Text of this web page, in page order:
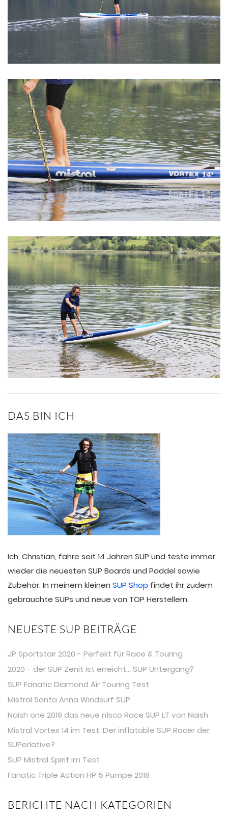
DAS BIN ICH
Ich, Christian, fahre seit 14 Jahren SUP und teste immer
wieder die neuesten SUP Boards und Paddel sowie
Zubehör. In meinem kleinen SUP Shop findet ihr zudem
gebrauchte SUPs und neue von TOP Herstellern.
NEUESTE SUP BEITRÄGE
JP Sportstair 2020 - Perfekt für Race & Touring
2020 - der SUP Zenit ist erreicht... SUP Untergang?
SUP Fanatic Diamond Air Touring Test
Mistral Santa Anna Windsurf SUP
Naish one 2019 das neue n1sco Race SUP LT von Naish
Mistral Vortex 14 im Test. Der inflatable SUP Racer der
SUPerlative?
SUP Mistral Spirit im Test
Fanatic Triple Action HP 5 Pumpe 2018
BERICHTE NACH KATEGORIEN